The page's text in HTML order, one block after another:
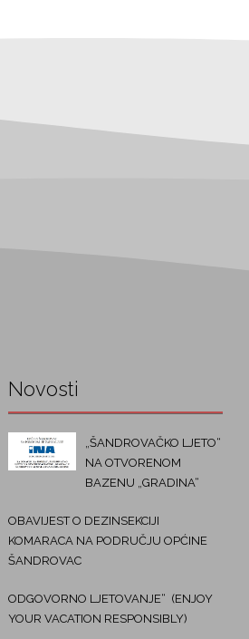
Novosti
„ŠANDROVAČKO LJETO“
NA OTVORENOM
BAZENU „GRADINA“
OBAVIJEST O DEZINSEKCIJI
KOMARACA NA PODRUČJU OPĆINE
ŠANDROVAC
ODGOVORNO LJETOVANJE“ (ENJOY
YOUR VACATION RESPONSIBLY)